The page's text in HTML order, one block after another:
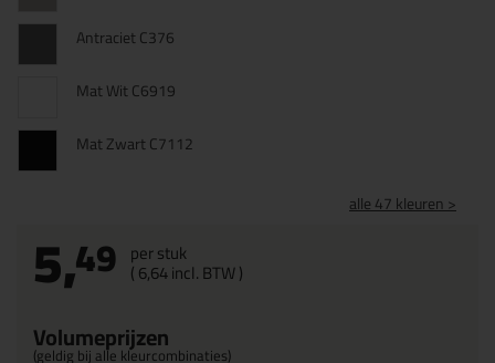
Antraciet C376
Mat Wit C6919
Mat Zwart C7112
alle 47 kleuren >
5,49 per stuk
(6,64incl. BTW )
Volumeprijzen
(geldig bij alle kleurcombinaties)